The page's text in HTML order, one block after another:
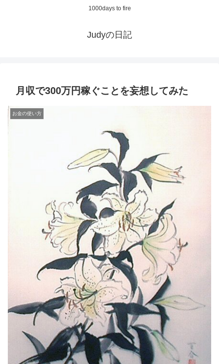
1000days to fire
Judyの日記
月収で300万円稼ぐことを妄想してみた
お金の使い方